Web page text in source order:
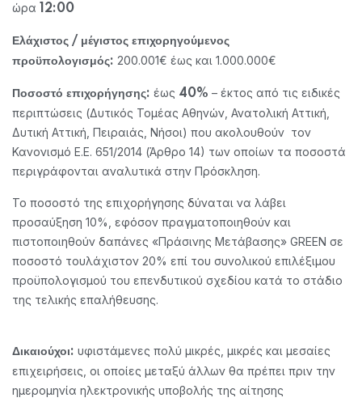
ώρα 12:00
Ελάχιστος / μέγιστος επιχορηγούμενος
προϋπολογισμός: 200.001€ έως και 1.000.000€
Ποσοστό επιχορήγησης: έως 40% – έκτος από τις ειδικές
περιπτώσεις (Δυτικός Τομέας Αθηνών, Ανατολική Αττική,
Δυτική Αττική, Πειραιάς, Νήσοι) που ακολουθούν τον
Κανονισμό Ε.Ε. 651/2014 (Άρθρο 14) των οποίων τα ποσοστά
περιγράφονται αναλυτικά στην Πρόσκληση.
Το ποσοστό της επιχορήγησης δύναται να λάβει
προσαύξηση 10%, εφόσον πραγματοποιηθούν και
πιστοποιηθούν δαπάνες «Πράσινης Μετάβασης» GREEN σε
ποσοστό τουλάχιστον 20% επί του συνολικού επιλέξιμου
προϋπολογισμού του επενδυτικού σχεδίου κατά το στάδιο
της τελικής επαλήθευσης.
Δικαιούχοι: υφιστάμενες πολύ μικρές, μικρές και μεσαίες
επιχειρήσεις, οι οποίες μεταξύ άλλων θα πρέπει πριν την
ημερομηνία ηλεκτρονικής υποβολής της αίτησης